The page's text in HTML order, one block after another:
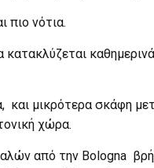
πιο νότια.
και μικρότερα σκάφη
χώρα.
από την Bologna